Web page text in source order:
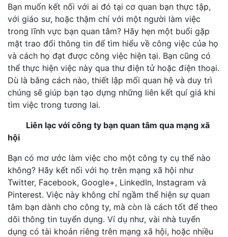
Bạn muốn kết nối với ai đó tại cơ quan bạn thực tập,
với giáo sư, hoặc thậm chí với một người làm việc
trong lĩnh vực bạn quan tâm? Hãy hẹn một buổi gặp
mặt trao đổi thông tin để tìm hiểu về công việc của họ
và cách họ đạt được công việc hiện tại. Bạn cũng có
thể thực hiện việc này qua thư điện tử hoặc điện thoại.
Dù là bằng cách nào, thiết lập mối quan hệ và duy trì
chúng sẽ giúp bạn tạo dựng những liên kết quí giá khi
tìm việc trong tương lai.
Liên lạc với công ty bạn quan tâm qua mạng xã
hội
Bạn có mơ ước làm việc cho một công ty cụ thể nào
không? Hãy kết nối với họ trên mạng xã hội như
Twitter, Facebook, Google+, LinkedIn, Instagram và
Pinterest. Việc này không chỉ ngầm thể hiện sự quan
tâm bạn dành cho công ty, mà còn là cách tốt để theo
dõi thông tin tuyển dụng. Ví dụ như, vài nhà tuyển
dụng có tài khoản riêng trên mạng xã hội, hoặc nhiều